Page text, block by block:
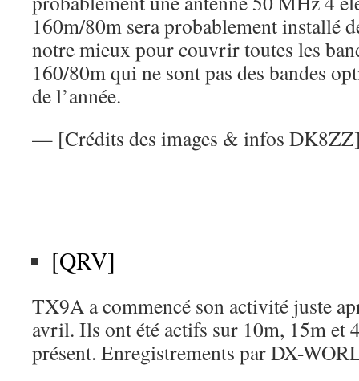
160m/80m sera probablement installé
notre mieux pour couvrir toutes les
160/80m qui ne sont pas des bandes
de l’année.
— [Crédits des images & infos
[QRV]
TX9A a commencé son activité juste
avril. Ils ont été actifs sur 10m, 15m et
présent. Enregistrements par DX-